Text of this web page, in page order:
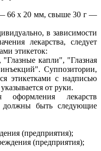
66 х 20 мм, свыше 30 г —
в зависимости
лекарства, следует
этикеток:
капли", "Глазная
Суппозитории,
этикетками с надписью
от руки.
лекарств
должны быть следующие
(предприятия);
(предприятия);